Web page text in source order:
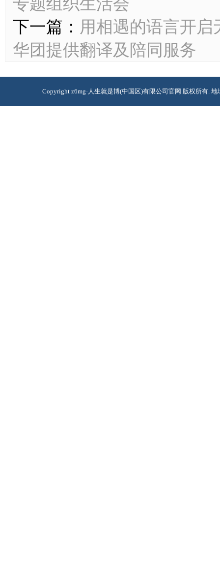
专题组织生活会
下一篇： 用相遇的语言开
华团提供翻译及陪同服务
Copyright z6mg·人生就是博(中国区)有限公司官网 版权所有.